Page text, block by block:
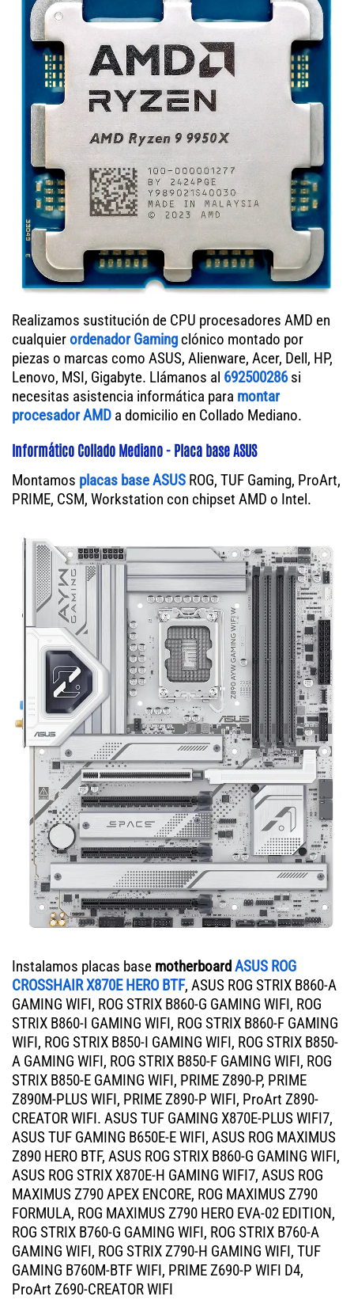
Realizamos sustitución de CPU procesadores AMD en
cualquierordenador Gaming clónico montado por
piezas o marcas como ASUS, Alienware, Acer, Dell, HP,
Lenovo, MSI, Gigabyte. Llámanos al 692500286si
necesitas asistencia informática para montar
procesador AMD a domicilio en Collado Mediano.
Informático Collado Mediano - Placa base ASUS
Montamos placas base ASUS ROG, TUF Gaming, ProArt,
PRIME, CSM, Workstation con chipset AMD o Intel.
Instalamos placas base motherboardASUS ROG
CROSSHAIR X870E HERO BTF, ASUS ROG STRIX B860-A
GAMING WIFI, ROG STRIX B860-G GAMING WIFI, ROG
STRIX B860-I GAMING WIFI, ROG STRIX B860-F GAMING
WIFI, ROG STRIX B850-I GAMING WIFI, ROG STRIX B850-
A GAMING WIFI, ROG STRIX B850-F GAMING WIFI, ROG
STRIX B850-E GAMING WIFI, PRIME Z890-P, PRIME
Z890M-PLUS WIFI, PRIME Z890-P WIFI, ProArt Z890-
CREATOR WIFI. ASUS TUF GAMING X870E-PLUS WIFI7,
ASUS TUF GAMING B650E-E WIFI, ASUS ROG MAXIMUS
Z890 HERO BTF, ASUS ROG STRIX B860-G GAMING WIFI,
ASUS ROG STRIX X870E-H GAMING WIFI7, ASUS ROG
MAXIMUS Z790 APEX ENCORE, ROG MAXIMUS Z790
FORMULA, ROG MAXIMUS Z790 HERO EVA-02 EDITION,
ROG STRIX B760-G GAMING WIFI, ROG STRIX B760-A
GAMING WIFI, ROG STRIX Z790-H GAMING WIFI, TUF
GAMING B760M-BTF WIFI, PRIME Z690-P WIFI D4,
ProArt Z690-CREATOR WIFI